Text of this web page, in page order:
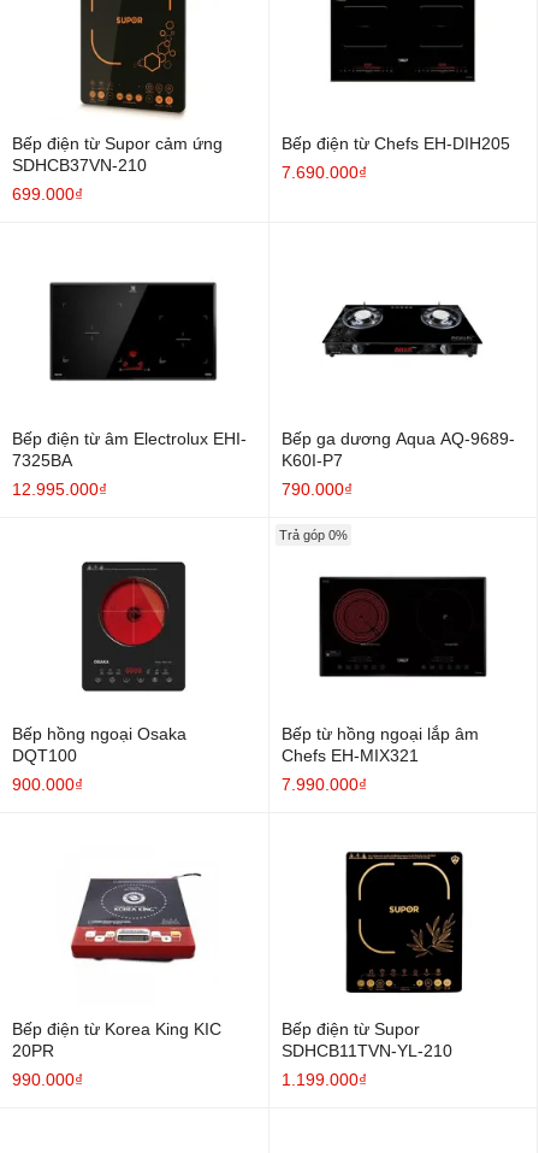
Bếp điện từ Supor cảm ứng
SDHCB37VN-210
699.000₫
Bếp điện từ Chefs EH-DIH205
7.690.000₫
Bếp điện từ âm Electrolux EHI-
7325BA
12.995.000₫
Bếp ga dương Aqua AQ-9689-
K60I-P7
790.000₫
Bếp hồng ngoại Osaka
DQT100
900.000₫
Trả góp 0%
Bếp từ hồng ngoại lắp âm
Chefs EH-MIX321
7.990.000₫
Bếp điện từ Korea King KIC
20PR
990.000₫
Bếp điện từ Supor
SDHCB11TVN-YL-210
1.199.000₫